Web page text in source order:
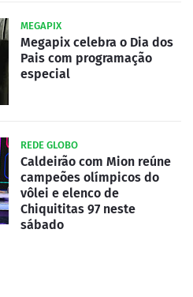
MEGAPIX
Megapix celebra o Dia dos
Pais com programação
especial
REDE GLOBO
Caldeirão com Mion reúne
campeões olímpicos do
vôlei e elenco de
Chiquititas 97 neste
sábado